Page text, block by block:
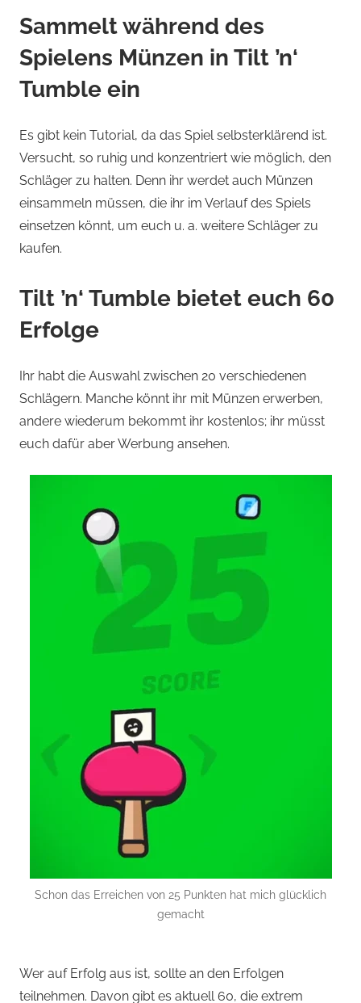
Sammelt während des
Spielens Münzen in Tilt ’n‘
Tumble ein
Es gibt kein Tutorial, da das Spiel selbsterklärend ist.
Versucht, so ruhig und konzentriert wie möglich, den
Schläger zu halten. Denn ihr werdet auch Münzen
einsammeln müssen, die ihr im Verlauf des Spiels
einsetzen könnt, um euch u. a. weitere Schläger zu
kaufen.
Tilt ’n‘ Tumble bietet euch 60
Erfolge
Ihr habt die Auswahl zwischen 20 verschiedenen
Schlägern. Manche könnt ihr mit Münzen erwerben,
andere wiederum bekommt ihr kostenlos; ihr müsst
euch dafür aber Werbung ansehen.
Schon das Erreichen von 25 Punkten hat mich glücklich
gemacht
Wer auf Erfolg aus ist, sollte an den Erfolgen
teilnehmen. Davon gibt es aktuell 60, die extrem